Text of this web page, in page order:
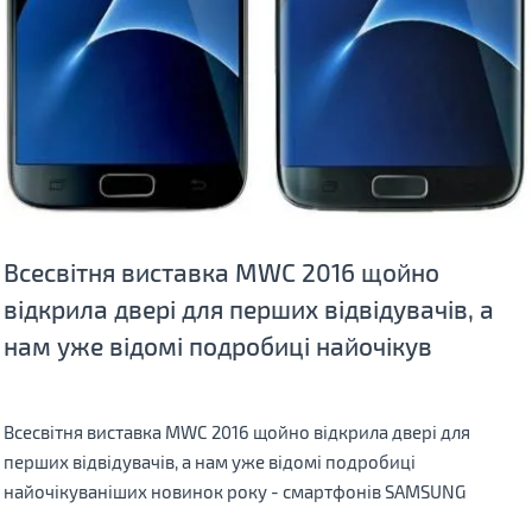
Всесвітня виставка MWC 2016 щойно
відкрила двері для перших відвідувачів, а
нам уже відомі подробиці найочікув
Всесвітня виставка MWC 2016 щойно відкрила двері для
перших відвідувачів, а нам уже відомі подробиці
найочікуваніших новинок року - смартфонів SAMSUNG